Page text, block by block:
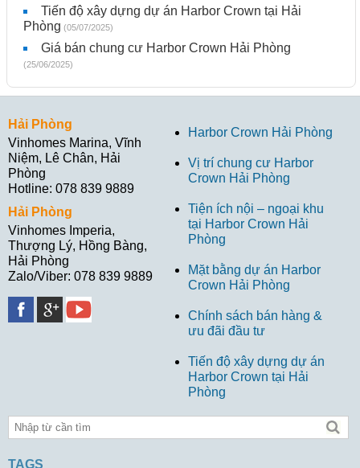
Tiến độ xây dựng dự án Harbor Crown tại Hải
Phòng (05/07/2025)
Giá bán chung cư Harbor Crown Hải Phòng
(25/06/2025)
Hải Phòng
Vinhomes Marina, Vĩnh
Niệm, Lê Chân, Hải
Phòng
Hotline: 078 839 9889
Hải Phòng
Vinhomes Imperia,
Thượng Lý, Hồng Bàng,
Hải Phòng
Zalo/Viber: 078 839 9889
Harbor Crown Hải Phòng
Vị trí chung cư Harbor
Crown Hải Phòng
Tiện ích nội – ngoại khu
tại Harbor Crown Hải
Phòng
Mặt bằng dự án Harbor
Crown Hải Phòng
Chính sách bán hàng &
ưu đãi đầu tư
Tiến độ xây dựng dự án
Harbor Crown tại Hải
Phòng
TAGS